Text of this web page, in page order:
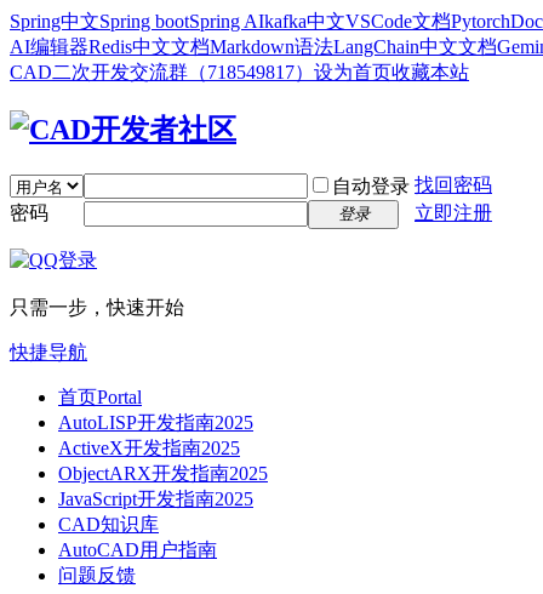
Spring中文Spring bootSpring AIkafka中文VSCode文档Pytorch
AI编辑器Redis中文文档Markdown语法LangChain中文文档
CAD二次开发交流群（718549817） 设为首页收藏本站
自动登录 找回密码
密码
登录 立即注册
只需一步，快速开始
快捷导航
首页Portal
AutoLISP开发指南2025
ActiveX开发指南2025
ObjectARX开发指南2025
JavaScript开发指南2025
CAD知识库
AutoCAD用户指南
问题反馈